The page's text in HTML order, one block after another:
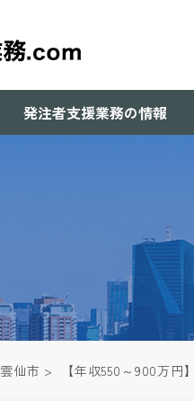
発注者支援業務の情報
雲仙市 > 【年収550～900万